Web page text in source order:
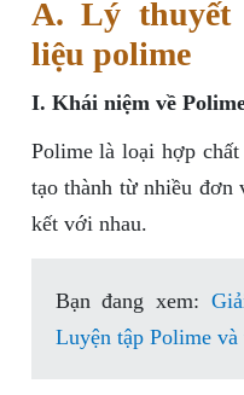
A. Lý thuyết
liệu polime
I. Khái niệm về
Polime là loại hợp
tạo thành từ nhiều
kết với nhau.
Bạn đang xem:
Luyện tập Polime